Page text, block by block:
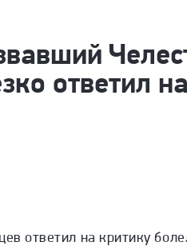
ответил
ответил на критику